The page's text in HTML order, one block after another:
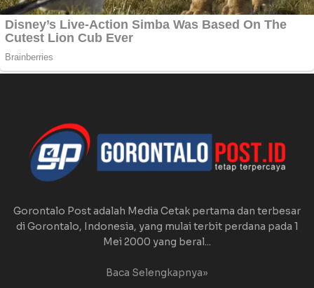
Gorontalo Post adalah Media Cetak pertama dan terbesar
di Gorontalo, Indonesia, yang mulai terbit perdana pada 1
Mei 2000 yang beral...
Baca Selengkapnya»